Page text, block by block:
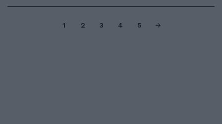
1 2 3 4 5